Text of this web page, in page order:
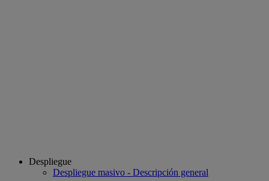
Despliegue
Despliegue masivo - Descripción general